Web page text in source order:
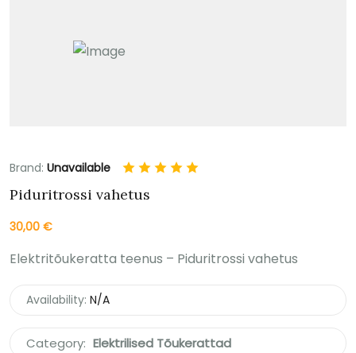
Brand: Unavailable
Piduritrossi vahetus
30,00 €
Elektritõukeratta teenus – Piduritrossi vahetus
Availability: N/A
Category: Elektrilised Tõukerattad